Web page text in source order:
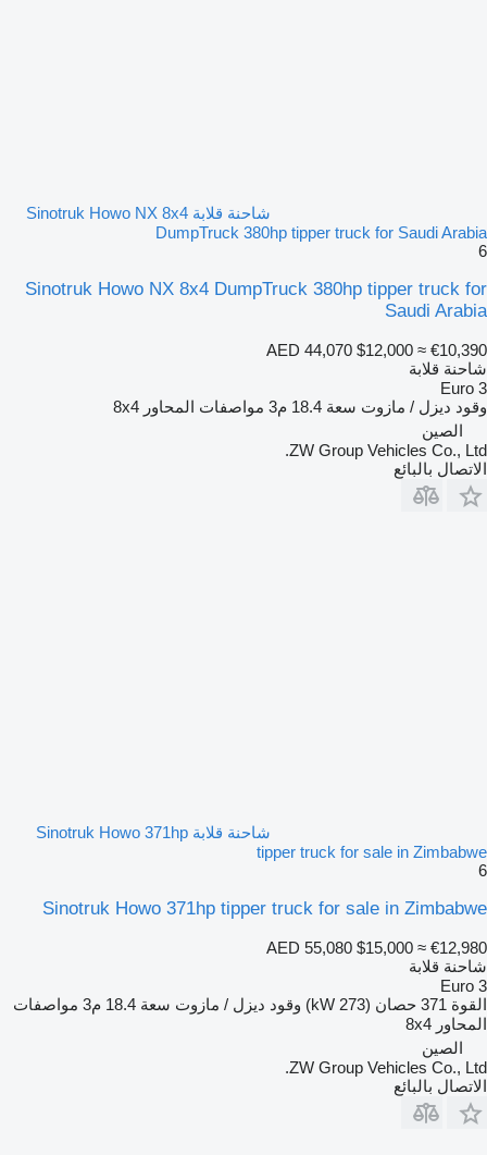
شاحنة قلابة Sinotruk Howo NX 8x4
DumpTruck 380hp tipper truck for Saudi Arabia
6
Sinotruk Howo NX 8x4 DumpTruck 380hp tipper truck for
Saudi Arabia
AED 44,070 $12,000 ≈ €10,390
شاحنة قلابة
Euro 3
وقود ديزل / مازوت سعة 18.4 م3 مواصفات المحاور 8x4
الصين
ZW Group Vehicles Co., Ltd.
الاتصال بالبائع
شاحنة قلابة Sinotruk Howo 371hp
tipper truck for sale in Zimbabwe
6
Sinotruk Howo 371hp tipper truck for sale in Zimbabwe
AED 55,080 $15,000 ≈ €12,980
شاحنة قلابة
Euro 3
القوة 371 حصان (273 kW) وقود ديزل / مازوت سعة 18.4 م3
مواصفات
المحاور 8x4
الصين
ZW Group Vehicles Co., Ltd.
الاتصال بالبائع